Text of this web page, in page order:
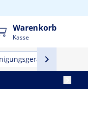
Warenkorb
Kasse